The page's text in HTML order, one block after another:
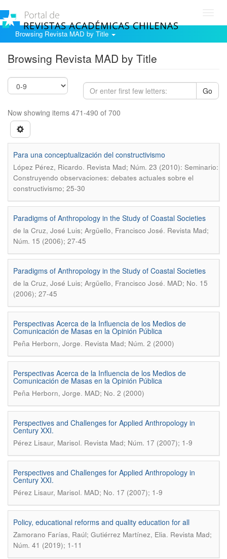
Browsing Revista MAD by Title
Browsing Revista MAD by Title
Go
Now showing items 471-490 of 700
Para una conceptualización del constructivismo
López Pérez, Ricardo. Revista Mad; Núm. 23 (2010): Seminario:
Construyendo observaciones: debates actuales sobre el
constructivismo; 25-30
Paradigms of Anthropology in the Study of Coastal Societies
de la Cruz, José Luis; Argüello, Francisco José. Revista Mad;
Núm. 15 (2006); 27-45
Paradigms of Anthropology in the Study of Coastal Societies
de la Cruz, José Luis; Argüello, Francisco José. MAD; No. 15
(2006); 27-45
Perspectivas Acerca de la Influencia de los Medios de
Comunicación de Masas en la Opinión Pública
Peña Herborn, Jorge. Revista Mad; Núm. 2 (2000)
Perspectivas Acerca de la Influencia de los Medios de
Comunicación de Masas en la Opinión Pública
Peña Herborn, Jorge. MAD; No. 2 (2000)
Perspectives and Challenges for Applied Anthropology in
Century XXI.
Pérez Lisaur, Marisol. Revista Mad; Núm. 17 (2007); 1-9
Perspectives and Challenges for Applied Anthropology in
Century XXI.
Pérez Lisaur, Marisol. MAD; No. 17 (2007); 1-9
Policy, educational reforms and quality education for all
Zamorano Farías, Raúl; Gutiérrez Martínez, Elia. Revista Mad;
Núm. 41 (2019); 1-11